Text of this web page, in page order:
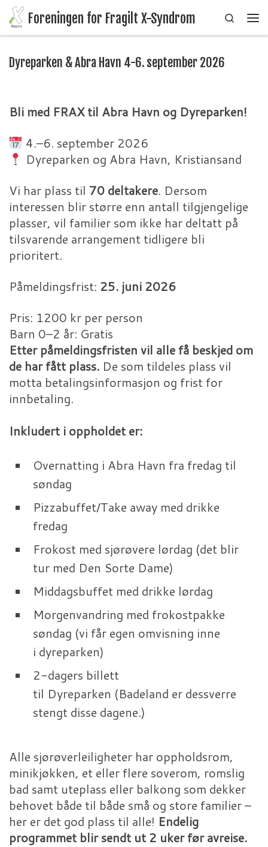
Skip to content
Foreningen for Fragilt X-Syndrom
Search
Dyreparken & Abra Havn 4-6. september 2026
Bli med FRAX til Abra Havn og Dyreparken!
4.–6. september 2026
Dyreparken og Abra Havn, Kristiansand
Vi har plass til 70 deltakere. Dersom
interessen blir større enn antall tilgjengelige
plasser, vil familier som ikke har deltatt på
tilsvarende arrangement tidligere bli
prioritert.
Påmeldingsfrist: 25. juni 2026
Pris: 1200 kr per person
Barn 0–2 år: Gratis
Etter påmeldingsfristen vil alle få beskjed om
de har fått plass. De som tildeles plass vil
motta betalingsinformasjon og frist for
innbetaling.
Inkludert i oppholdet er:
Overnatting i Abra Havn fra fredag til
søndag
Pizzabuffet/Take away med drikke
fredag
Frokost med sjørøvere lørdag (det blir
tur med Den Sorte Dame)
Middagsbuffet med drikke lørdag
Morgenvandring med frokostpakke
søndag (vi får egen omvisning inne
i dyreparken)
2-dagers billett
til Dyreparken (Badeland er dessverre
stengt disse dagene.)
Alle sjørøverleiligheter har oppholdsrom,
minikjøkken, et eller flere soverom, romslig
bad samt uteplass eller balkong som dekker
behovet både til både små og store familier –
her er det god plass til alle! Endelig
programmet blir sendt ut 2 uker før avreise.